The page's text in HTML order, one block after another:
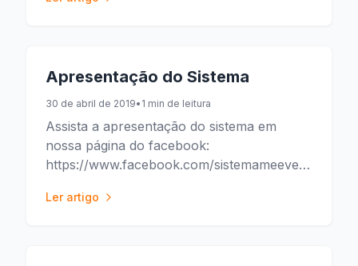
disponível dentro do próprio sistema. Para
Clique […]
Apresentação do Sistema
30 de abril de 2019• 1 min de leitura
Assista a apresentação do sistema em
nossa página do facebook:
https://www.facebook.com/sistemameeventos/
Ler artigo